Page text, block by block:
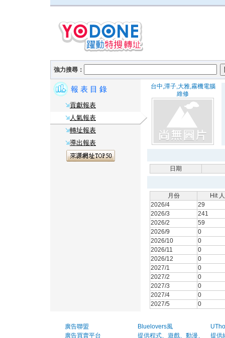
強力搜尋：
報 表 目 錄
貢獻報表
人氣報表
轉址報表
導出報表
台中,潭子,大雅,霧機電腦
維修
日期
月份
Hit
2026/4
29
2026/3
241
2026/2
59
2026/9
0
2026/10
0
2026/11
0
2026/12
0
2027/1
0
2027/2
0
2027/3
0
2027/4
0
2027/5
0
廣告聯盟
廣告買賣平台
Bluelovers風
提供程式、遊戲、動漫、
提供